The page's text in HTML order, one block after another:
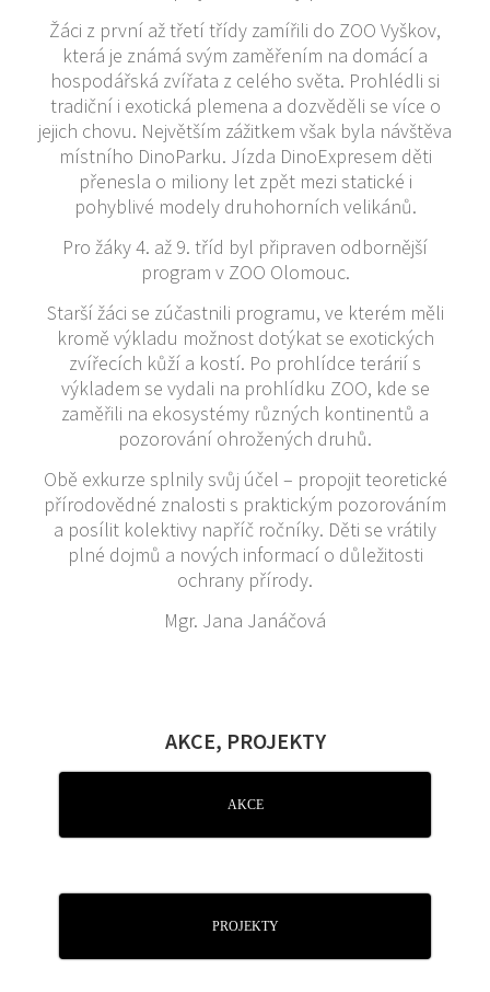
Žáci z první až třetí třídy zamířili do ZOO Vyškov,
která je známá svým zaměřením na domácí a
hospodářská zvířata z celého světa. Prohlédli si
tradiční i exotická plemena a dozvěděli se více o
jejich chovu. Největším zážitkem však byla návštěva
místního DinoParku. Jízda DinoExpresem děti
přenesla o miliony let zpět mezi statické i
pohyblivé modely druhohorních velikánů.
Pro žáky 4. až 9. tříd byl připraven odbornější
program v ZOO Olomouc.
Starší žáci se zúčastnili programu, ve kterém měli
kromě výkladu možnost dotýkat se exotických
zvířecích kůží a kostí. Po prohlídce terárií s
výkladem se vydali na prohlídku ZOO, kde se
zaměřili na ekosystémy různých kontinentů a
pozorování ohrožených druhů.
Obě exkurze splnily svůj účel – propojit teoretické
přírodovědné znalosti s praktickým pozorováním
a posílit kolektivy napříč ročníky. Děti se vrátily
plné dojmů a nových informací o důležitosti
ochrany přírody.
Mgr. Jana Janáčová
AKCE, PROJEKTY
AKCE
PROJEKTY